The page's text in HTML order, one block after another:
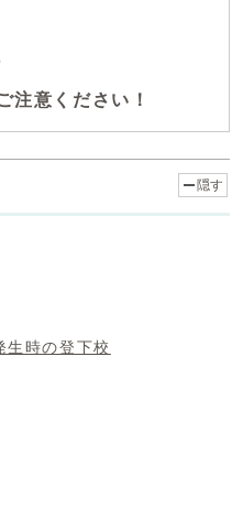
注意ください！
隠す
生時の登下校